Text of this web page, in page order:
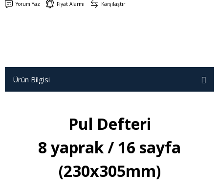
Yorum Yaz Fiyat Alarmı Karşılaştır
Ürün Bilgisi
Pul Defteri
8 yaprak / 16 sayfa
(230x305mm)